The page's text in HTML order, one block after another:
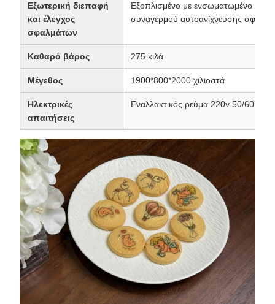
Εξωτερική διεπαφή
και έλεγχος
σφαλμάτων
Εξοπλισμένο με ενσωματωμένο
συναγερμού αυτοανίχνευσης
Καθαρό βάρος 275 κιλά
Μέγεθος 1900*800*2000 χιλιοστά
Ηλεκτρικές
απαιτήσεις
Εναλλακτικός ρεύμα 220v 50/60Hz